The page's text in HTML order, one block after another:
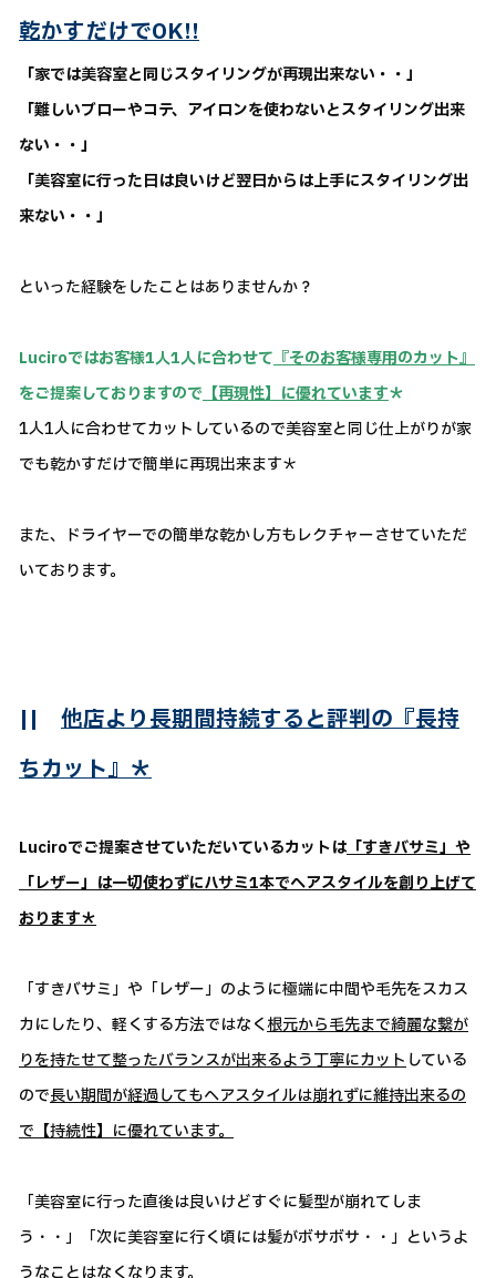
乾かすだけでOK!!
「家では美容室と同じスタイリングが再現出来ない・・」
「難しいブローやコテ、アイロンを使わないとスタイリング出来
ない・・」
「美容室に行った日は良いけど翌日からは上手にスタイリング出
来ない・・」
といった経験をしたことはありませんか？
Luciroではお客様1人1人に合わせて 『そのお客様専用のカット』
をご提案しておりますので 【再現性】に優れています＊
1人1人に合わせてカットしているので美容室と同じ仕上がりが家
でも乾かすだけで簡単に再現出来ます＊
また、ドライヤーでの簡単な乾かし方もレクチャーさせていただ
いております。
|| 他店より長期間持続すると評判の『長持
ちカット』＊
Luciroでご提案させていただいているカットは「すきバサミ」や
「レザー」は一切使わずにハサミ1本でヘアスタイルを創り上げて
おります＊
「すきバサミ」や「レザー」のように極端に中間や毛先をスカス
カにしたり、軽くする方法ではなく根元から毛先まで綺麗な繋が
りを持たせて整ったバランスが出来るよう丁寧にカット している
ので長い期間が経過してもヘアスタイルは崩れずに維持出来るの
で【持続性】に優れています。
「美容室に行った直後は良いけどすぐに髪型が崩れてしま
う・・」「次に美容室に行く頃には髪がボサボサ・・」というよ
うなことはなくなります。